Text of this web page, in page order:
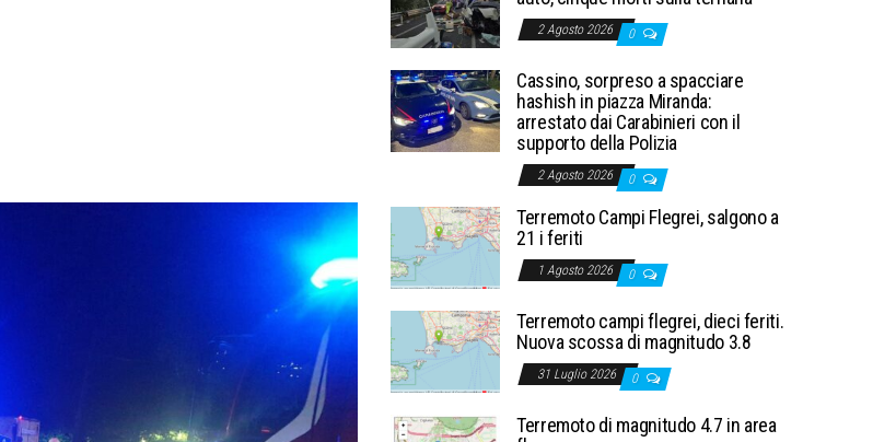
2 Agosto 2026 0
Cassino, sorpreso a spacciare
hashish in piazza Miranda:
arrestato dai Carabinieri con il
supporto della Polizia
2 Agosto 2026 0
Terremoto Campi Flegrei, salgono a
21 i feriti
1 Agosto 2026 0
Terremoto campi flegrei, dieci feriti.
Nuova scossa di magnitudo 3.8
31 Luglio 2026 0
Terremoto di magnitudo 4.7 in area